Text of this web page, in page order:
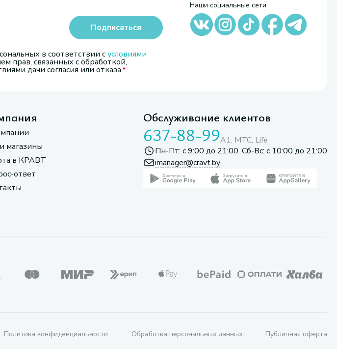
в соответствии сусловиями
прав, связанных с обработкой,
дачи согласия или отказа.
Подписаться
Наши социальные сети
магазины
в КРАВТ
ответ
Обслуживание клиентов
637-88-99A1, МТС, Life
Пн-Пт: с 9:00 до 21:00. Сб-Вс: с 10:00 до 21:00
imanager@cravt.by
Политика конфиденциальности Обработка персональных данных Публичная оферта